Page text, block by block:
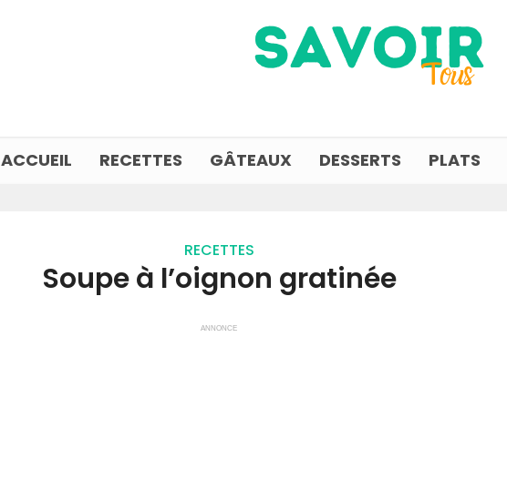
ACCUEIL RECETTES GÂTEAUX DESSERTS PLATS
RECETTES
Soupe à l’oignon gratinée
ANNONCE